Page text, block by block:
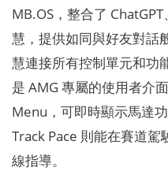
MB.OS，整合了
慧，提供如同與好友對話
慧連接所有控制單元和功
是 AMG 專屬的使用者介
Menu，可即時顯示馬達
Track Pace 則能在賽道
線指導。